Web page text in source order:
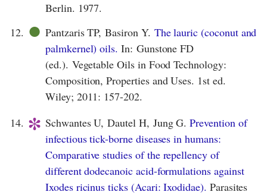
Berlin. 1977.
12. ● Pantzaris TP, Basiron Y. The lauric (coconut and
palmkernel) oils. In: Gunstone FD
(ed.). Vegetable Oils in Food Technology:
Composition, Properties and Uses. 1st ed.
Wiley; 2011: 157-202.
14. * Schwantes U, Dautel H, Jung G.Prevention of
infectious tick-borne diseases in humans:
Comparative studies of the repellency of
different dodecanoic acid-formulations against
Ixodes ricinus ticks (Acari: Ixodidae). Parasites